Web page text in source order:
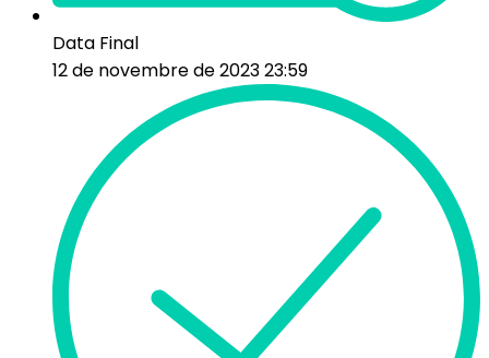
Data Final
12 de novembre de 2023 23:59